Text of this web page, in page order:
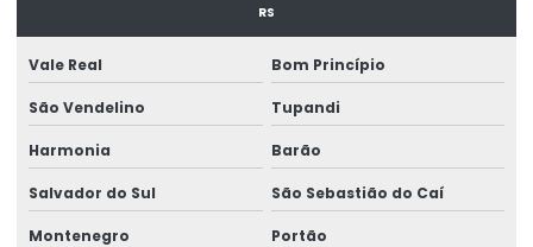
Empresa que faz ltcat
Empresa que faz pcmso
Empresa de treinamento de segurança do trabalho
Enviar eventos esocial
Envio do evento s 2221
RS
Vale Real Bom Princípio
São Vendelino Tupandi
Harmonia Barão
Salvador do Sul São Sebastião do Caí
Montenegro Portão